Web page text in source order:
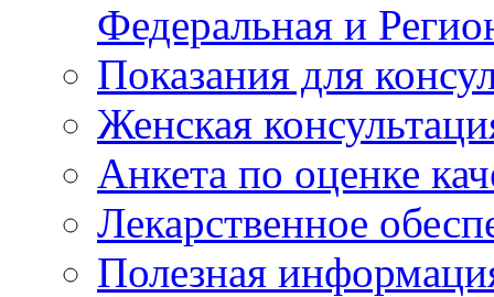
Федеральная и
Показания для
Женская
Анкета по оценке
Лекарственное
Полезная